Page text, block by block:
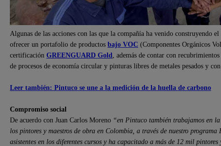
Algunas de las acciones con las que la compañía ha venido construyendo
ofrecer un portafolio de productos bajo VOC (Componentes Orgánicos
certificación GREENGUARD Gold , además de contar con
de procesos de economía circular y pinturas libres de metales pesados y
Leer también: Pintuco se une a la medición de la huella de carbono
Compromiso social
De acuerdo con Juan Carlos Moreno “en Pintuco también trabajamos en
los pintores y maestros de obra en Colombia, a través de nuestro
asistentes en los diferentes cursos y ha capacitado a más de 12 mil